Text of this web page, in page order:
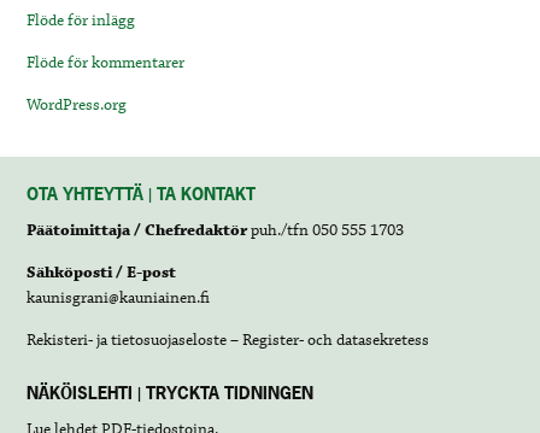
Flöde för inlägg
Flöde för kommentarer
WordPress.org
OTA YHTEYTTÄ | TA KONTAKT
Päätoimittaja / Chefredaktörpuh./tfn 050 555 1703
Sähköposti / E-post
kaunisgrani@kauniainen.fi
Rekisteri- ja tietosuojaseloste – Register- och datasekretess
NÄKÖISLEHTI | TRYCKTA TIDNINGEN